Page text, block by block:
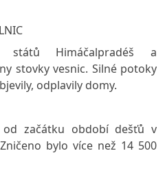
Himáčalpradéš a
stovky vesnic. Silné potoky
odplavily domy.
začátku období dešťů v
bylo více než 14 500